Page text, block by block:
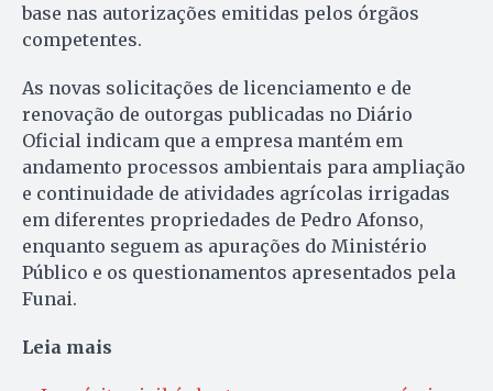
base nas autorizações emitidas pelos órgãos
competentes.
As novas solicitações de licenciamento e de
renovação de outorgas publicadas no Diário
Oficial indicam que a empresa mantém em
andamento processos ambientais para ampliação
e continuidade de atividades agrícolas irrigadas
em diferentes propriedades de Pedro Afonso,
enquanto seguem as apurações do Ministério
Público e os questionamentos apresentados pela
Funai.
Leia mais